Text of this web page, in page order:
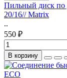
Пильный диск по
20/16// Matrix
..
550 ₽
В корзину